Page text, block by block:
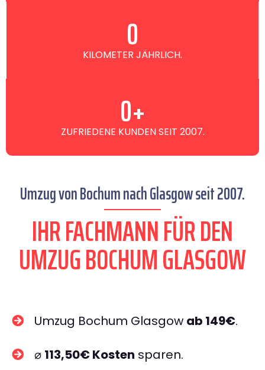
KILOMETER JÄHRLICH.
0
ZUFRIEDENE KUNDEN SEIT 2007.
0+
Umzug von Bochum nach Glasgow seit 2007.
IHR FACHMANN FÜR DEN
UMZUG BOCHUM GLASGOW
Umzug Bochum Glasgow ab 149€.
⌀ 113,50€ Kosten sparen.